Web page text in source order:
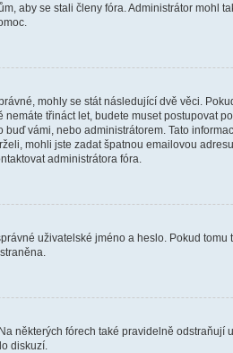
aby se stali členy fóra. Administrátor mohl
mohly se stát následující dvě věci.
třináct let, budete muset postupovat
vámi, nebo administrátorem. Tato
mohli jste zadat špatnou emailovou
administrátora fóra.
uživatelské jméno a heslo. Pokud
některých fórech také pravidelně
diskuzí.